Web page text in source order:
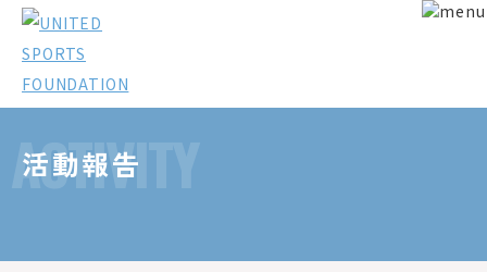
ACTIVITY
活動報告